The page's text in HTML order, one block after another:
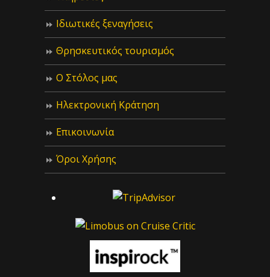
Ιδιωτικές ξεναγήσεις
Θρησκευτικός τουρισμός
Ο Στόλος μας
Ηλεκτρονική Κράτηση
Επικοινωνία
Όροι Χρήσης